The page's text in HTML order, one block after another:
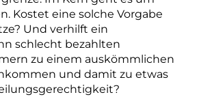
Kostet eine solche Vorgabe
Und verhilft ein
schlecht bezahlten
zu einem auskömmlichen
und damit zu etwas